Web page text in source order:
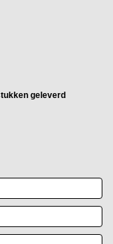
geleverd